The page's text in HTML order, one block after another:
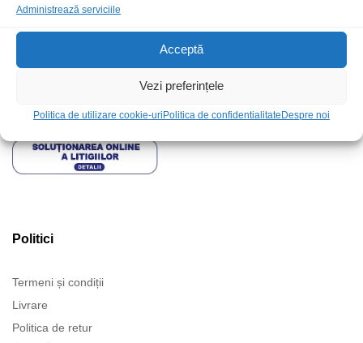
Administrează serviciile
Acceptă
Vezi preferințele
Politica de utilizare cookie-uriPolitica de confidentialitateDespre noi
Contact
Politici
Termeni și condiții
Livrare
Politica de retur